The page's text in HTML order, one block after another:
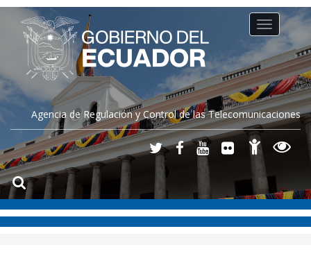
Agencia de Regulación y Control de las Telecomunicaciones
Toggle
navigation